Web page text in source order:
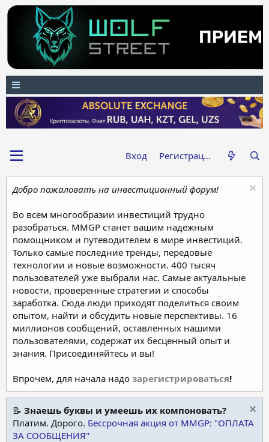
Вход Регистрация
Добро пожаловать на инвестиционный форум!
Во всем многообразии инвестиций трудно
разобраться. MMGP станет вашим надежным
помощником и путеводителем в мире инвестиций.
Только самые последние тренды, передовые
технологии и новые возможности. 400 тысяч
пользователей уже выбрали нас. Самые актуальные
новости, проверенные стратегии и способы
заработка. Сюда люди приходят поделиться своим
опытом, найти и обсудить новые перспективы. 16
миллионов сообщений, оставленных нашими
пользователями, содержат их бесценный опыт и
знания. Присоединяйтесь и вы!
Впрочем, для начала надо зарегистрироваться!
📝 Знаешь буквы и умеешь их компоновать?
Платим. Дорого. Бессрочная акция от MMGP: "ОПЛАТА
ЗА СООБЩЕНИЯ"